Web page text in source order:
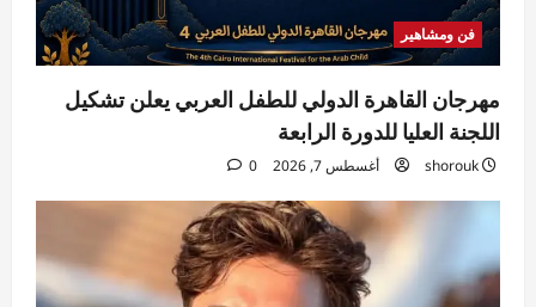
فن ومشاهير
مهرجان القاهرة الدولي للطفل العربي يعلن تشكيل
اللجنة العليا للدورة الرابعة
shorouk أغسطس 7, 2026 0